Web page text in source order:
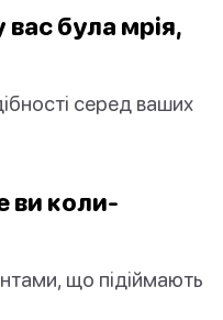
була мрія,
серед ваших
ви коли-
що підіймають